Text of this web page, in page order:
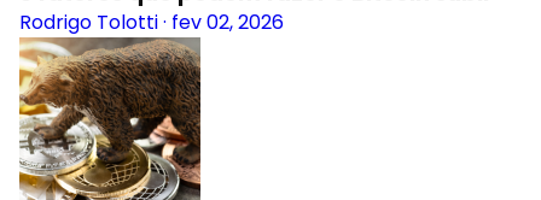
Rodrigo Tolotti· fev 02, 2026